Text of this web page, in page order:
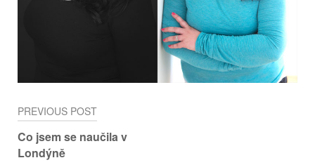
Post
navigation
PREVIOUS POST
Co jsem se naučila v
Londýně